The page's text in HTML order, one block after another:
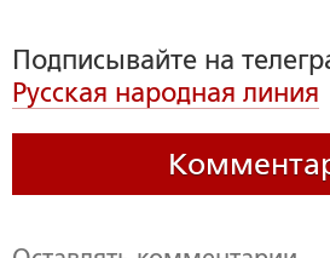
Подписывайте на
Русская народная линия